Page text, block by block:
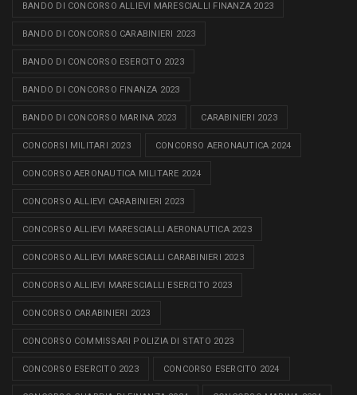
BANDO DI CONCORSO ALLIEVI MARESCIALLI FINANZA 2023
BANDO DI CONCORSO CARABINIERI 2023
BANDO DI CONCORSO ESERCITO 2023
BANDO DI CONCORSO FINANZA 2023
BANDO DI CONCORSO MARINA 2023 CARABINIERI 2023
CONCORSI MILITARI 2023 CONCORSO AERONAUTICA 2024
CONCORSO AERONAUTICA MILITARE 2024
CONCORSO ALLIEVI CARABINIERI 2023
CONCORSO ALLIEVI MARESCIALLI AERONAUTICA 2023
CONCORSO ALLIEVI MARESCIALLI CARABINIERI 2023
CONCORSO ALLIEVI MARESCIALLI ESERCITO 2023
CONCORSO CARABINIERI 2023
CONCORSO COMMISSARI POLIZIA DI STATO 2023
CONCORSO ESERCITO 2023 CONCORSO ESERCITO 2024